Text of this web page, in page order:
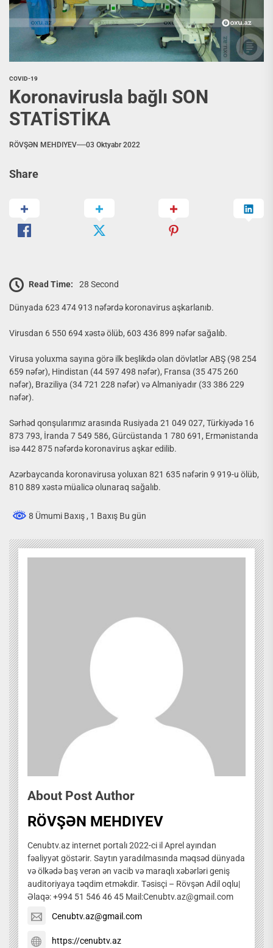
COVID-19
Koronavirusla bağlı SON
STATİSTİKA
RÖVŞƏN MEHDIYEV 03 Oktyabr 2022
Share
Read Time: 28 Second
Dünyada 623 474 913 nəfərdə koronavirus aşkarlanıb.
Virusdan 6 550 694 xəstə ölüb, 603 436 899 nəfər sağalıb.
Virusa yoluxma sayına görə ilk beşlikdə olan dövlətlər ABŞ (98 254
659 nəfər), Hindistan (44 597 498 nəfər), Fransa (35 475 260
nəfər), Braziliya (34 721 228 nəfər) və Almaniyadır (33 386 229
nəfər).
Sərhəd qonşularımız arasında Rusiyada 21 049 027, Türkiyədə 16
873 793, İranda 7 549 586, Gürcüstanda 1 780 691, Ermənistanda
isə 442 875 nəfərdə koronavirus aşkar edilib.
Azərbaycanda koronavirusa yoluxan 821 635 nəfərin 9 919-u ölüb,
810 889 xəstə müalicə olunaraq sağalıb.
8 Ümumi Baxış, 1 Baxış Bu gün
About Post Author
RÖVŞƏN MEHDIYEV
Cenubtv.az internet portalı 2022-ci il Aprel ayından
fəaliyyət göstərir. Saytın yaradılmasında məqsəd dünyada
və ölkədə baş verən ən vacib və maraqlı xəbərləri geniş
auditoriyaya təqdim etməkdir. Təsisçi – Rövşən Adil oqlu|
Əlaqə: +994 51 546 46 45 Mail:Cenubtv.az@gmail.com
Cenubtv.az@gmail.com
https://cenubtv.az